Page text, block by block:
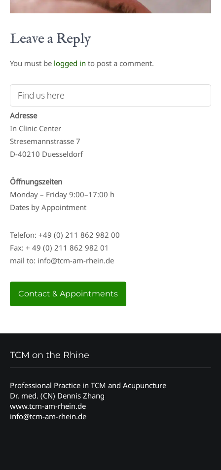
Leave a Reply
You must be logged in to post a comment.
Find us here
Adresse
In Clinic Center
Stresemannstrasse 7
D-40210 Duesseldorf
Öffnungszeiten
Monday – Friday 9:00–17:00 h
Dates by Appointment
Telefon: +49 (0) 211 862 982 00
Fax: + 49 (0) 211 862 982 01
mail to: info@tcm-am-rhein.de
Contact & Appointments
TCM on the Rhine
Professional Practice in TCM and Acupuncture
Dr. med. (CN) Dennis Zhang
www.tcm-am-rhein.de
info@tcm-am-rhein.de